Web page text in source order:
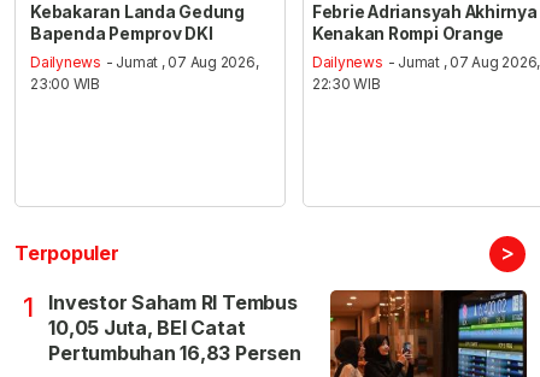
Kebakaran Landa Gedung
Bapenda Pemprov DKI
Dailynews - Jumat , 07 Aug 2026,
23:00 WIB
Febrie Adriansyah Akhirnya
Kenakan Rompi Orange
Dailynews - Jumat , 07 Aug 2026,
22:30 WIB
Terpopuler >
1
Investor Saham RI Tembus
10,05 Juta, BEI Catat
Pertumbuhan 16,83 Persen